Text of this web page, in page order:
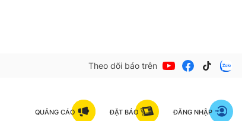
Theo dõi báo trên
QUẢNG CÁO ĐẶT BÁO ĐĂNG NHẬP